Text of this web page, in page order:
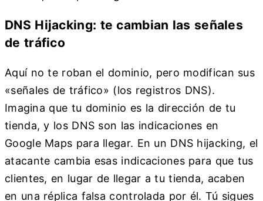
DNS Hijacking: te cambian las señales
de tráfico
Aquí no te roban el dominio, pero modifican sus
«señales de tráfico» (los registros DNS).
Imagina que tu dominio es la dirección de tu
tienda, y los DNS son las indicaciones en
Google Maps para llegar. En un DNS hijacking, el
atacante cambia esas indicaciones para que tus
clientes, en lugar de llegar a tu tienda, acaben
en una réplica falsa controlada por él. Tú sigues